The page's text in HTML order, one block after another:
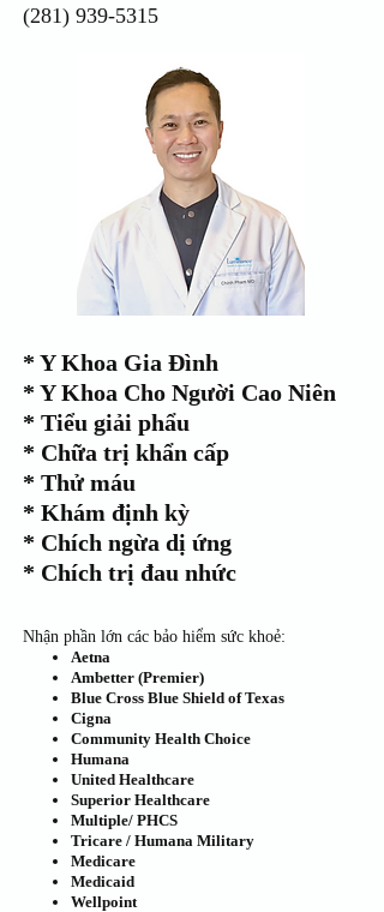
(281) 939-5315
​* Y Khoa Gia Đình
* Y Khoa Cho Người Cao Niên
* Tiểu giải phẩu
* Chữa trị khẩn cấp
* Thử máu
* Khám định kỳ
* Chích ngừa dị ứng
* Chích trị đau nhức
Nhận phần lớn các bảo hiểm sức khoẻ:
Aetna
Ambetter (Premier)
Blue Cross Blue Shield of Texas
Cigna
Community Health Choice
Humana
United Healthcare
​Superior Healthcare
Multiple/ PHCS
Tricare / Humana Military
Medicare
Medicaid
Wellpoint